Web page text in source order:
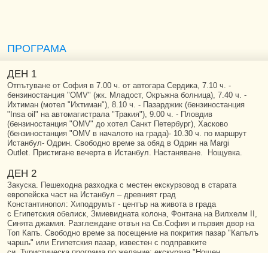
ПРОГРАМА
ДЕН 1
Отпътуване от София в 7.00 ч. от автогара Сердика, 7.10 ч. -
бензиностанция "OMV" (жк. Младост, Окръжна болница), 7.40 ч. -
Ихтиман (мотел "Ихтиман"), 8.10 ч. - Пазарджик (бензиностанция
"Insa oil" на автомагистрала "Тракия"), 9.00 ч. - Пловдив
(бензиностанция "OMV" до хотел Санкт Петербург), Хасково
(бензиностанция "OMV в началото на града)- 10.30 ч. по маршрут
Истанбул- Одрин. Свободно време за обяд в Одрин на Margi
Outlet. Пристигане вечерта в Истанбул. Настаняване. Нощувка.
ДЕН 2
Закуска. Пешеходна разходка с местен екскурзовод в старата
европейска част на Истанбул – древният град
Константинопол: Хиподрумът - център на живота в града
с Египетския обелиск, Змиевидната колона, Фонтана на Вилхелм II,
Синята джамия. Разглеждане отвън на Св.София и първия двор на
Топ Капъ. Свободно време за посещение на покрития пазар "Капълъ
чаршъ" или Египетския пазар, известен с подправките